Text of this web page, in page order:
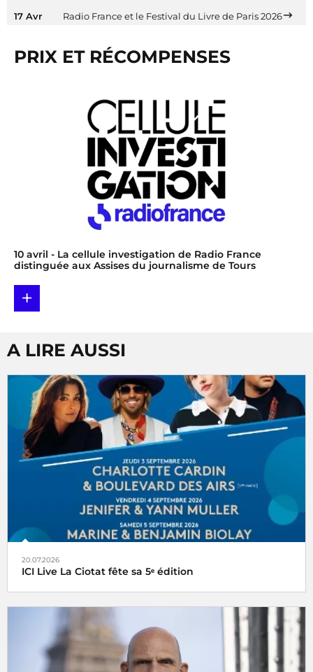
17 Avr Radio France et le Festival du Livre de Paris 2026
PRIX ET RÉCOMPENSES
10 avril - La cellule investigation de Radio France
distinguée aux Assises du journalisme de Tours
+
A LIRE AUSSI
20.07.2026
ICI Live La Ciotat fête sa 5ᵉ édition